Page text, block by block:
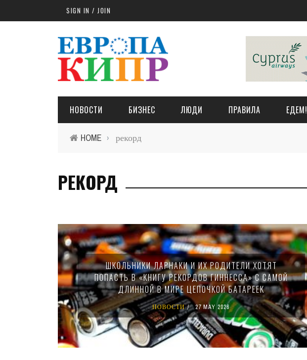
Skip to main contentSIGN IN / JOIN
НОВОСТИ БИЗНЕС ЛЮДИ ПРАВИЛА ЕДЕМ!
HOME › рекорд
РЕКОРД
ШКОЛЬНИКИ ЛАРНАКИ И ИХ РОДИТЕЛИ ХОТЯТ
ПОПАСТЬ В «КНИГУ РЕКОРДОВ ГИННЕССА» С САМОЙ
ДЛИННОЙ В МИРЕ ЦЕПОЧКОЙ БАТАРЕЕК
НОВОСТИ 27 MAY 2026
Pages